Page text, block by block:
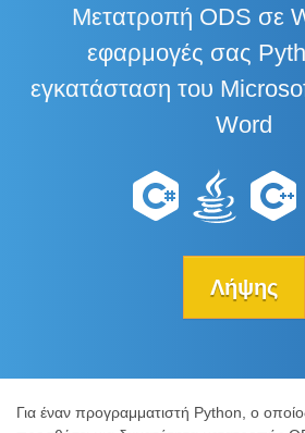
Μετατροπή ODS σε
εφαρμογές σας
εγκατάσταση του
Word
Λήψης
Για έναν προγραμματιστή Python, ο